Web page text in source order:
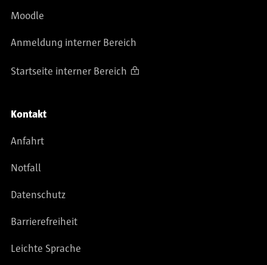
Moodle
Anmeldung interner Bereich
Startseite interner Bereich
Kontakt
Anfahrt
Notfall
Datenschutz
Barrierefreiheit
Leichte Sprache